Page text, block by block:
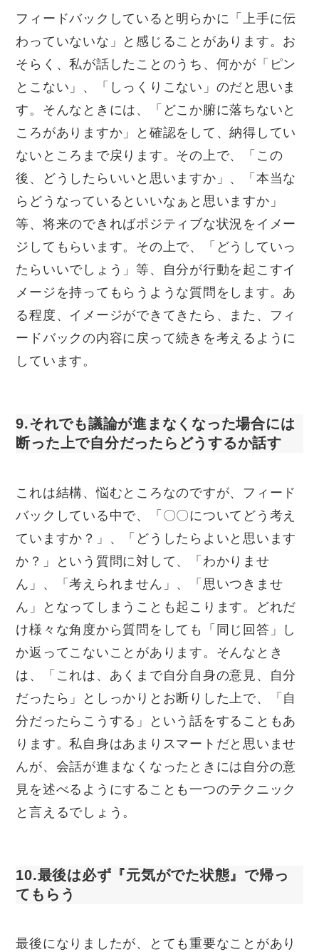
フィードバックしていると明らかに「上手に伝
わっていないな」と感じることがあります。お
そらく、私が話したことのうち、何かが「ピン
とこない」、「しっくりこない」のだと思いま
す。そんなときには、「どこか腑に落ちないと
ころがありますか」と確認をして、納得してい
ないところまで戻ります。その上で、「この
後、どうしたらいいと思いますか」、「本当な
らどうなっているといいなぁと思いますか」
等、将来のできればポジティブな状況をイメー
ジしてもらいます。その上で、「どうしていっ
たらいいでしょう」等、自分が行動を起こすイ
メージを持ってもらうような質問をします。あ
る程度、イメージができてきたら、また、フィ
ードバックの内容に戻って続きを考えるように
しています。
9.それでも議論が進まなくなった場合には
断った上で自分だったらどうするか話す
これは結構、悩むところなのですが、フィード
バックしている中で、「〇〇についてどう考え
ていますか？」、「どうしたらよいと思います
か？」という質問に対して、「わかりませ
ん」、「考えられません」、「思いつきませ
ん」となってしまうことも起こります。どれだ
け様々な角度から質問をしても「同じ回答」し
か返ってこないことがあります。そんなとき
は、「これは、あくまで自分自身の意見、自分
だったら」としっかりとお断りした上で、「自
分だったらこうする」という話をすることもあ
ります。私自身はあまりスマートだと思いませ
んが、会話が進まなくなったときには自分の意
見を述べるようにすることも一つのテクニック
と言えるでしょう。
10.最後は必ず『元気がでた状態』で帰っ
てもらう
最後になりましたが、とても重要なことがあり